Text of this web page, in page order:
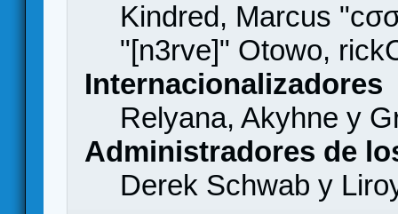
Kindred, Marcus
"[n3rve]" Otowo,
Internacionalizadores
Relyana, Akyhne y
Administradores de
Derek Schwab y